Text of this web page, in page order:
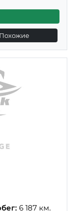
Похожие
6 187 км.